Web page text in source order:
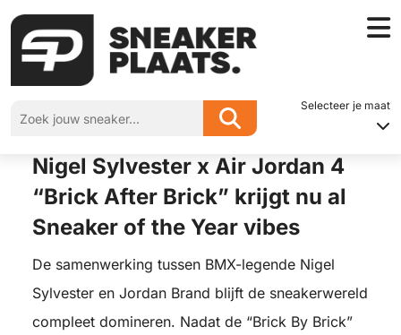
Selecteer je maat
Home»Nigel Sylvester x Air Jordan 4 “Brick After Brick” krijgt nu al Sneaker of
the Year vibes
Nigel Sylvester x Air Jordan 4
“Brick After Brick” krijgt nu al
Sneaker of the Year vibes
De samenwerking tussen BMX-legende Nigel
Sylvester en Jordan Brand blijft de sneakerwereld
compleet domineren. Nadat de “Brick By Brick”